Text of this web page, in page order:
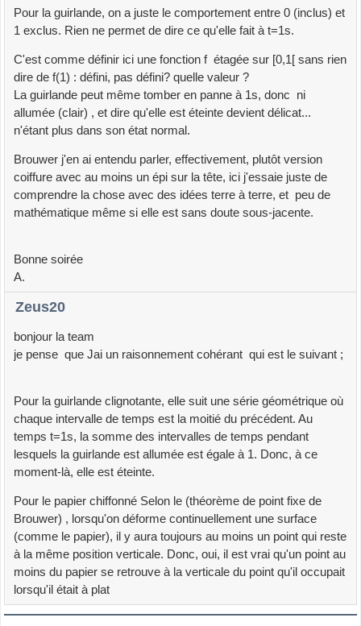
Pour la guirlande, on a juste le comportement entre 0 (inclus) et
1 exclus. Rien ne permet de dire ce qu'elle fait à t=1s.
C'est comme définir ici une fonction f étagée sur [0,1[ sans rien
dire de f(1) : défini, pas défini? quelle valeur ?
La guirlande peut même tomber en panne à 1s, donc ni
allumée (clair) , et dire qu'elle est éteinte devient délicat...
n'étant plus dans son état normal.
Brouwer j'en ai entendu parler, effectivement, plutôt version
coiffure avec au moins un épi sur la tête, ici j'essaie juste de
comprendre la chose avec des idées terre à terre, et peu de
mathématique même si elle est sans doute sous-jacente.
Bonne soirée
A.
Zeus20
bonjour la team
je pense que Jai un raisonnement cohérant qui est le suivant ;
Pour la guirlande clignotante, elle suit une série géométrique où
chaque intervalle de temps est la moitié du précédent. Au
temps t=1s, la somme des intervalles de temps pendant
lesquels la guirlande est allumée est égale à 1. Donc, à ce
moment-là, elle est éteinte.
Pour le papier chiffonné Selon le (théorème de point fixe de
Brouwer) , lorsqu'on déforme continuellement une surface
(comme le papier), il y aura toujours au moins un point qui reste
à la même position verticale. Donc, oui, il est vrai qu'un point au
moins du papier se retrouve à la verticale du point qu'il occupait
lorsqu'il était à plat